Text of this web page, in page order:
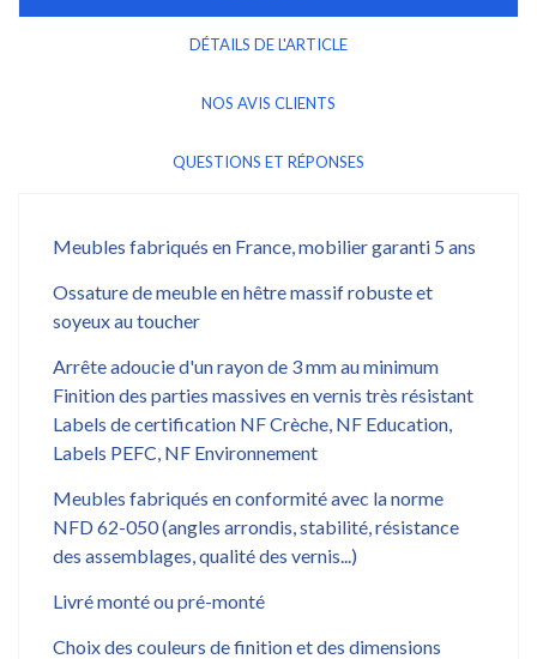
DÉTAILS DE L'ARTICLE
NOS AVIS CLIENTS
QUESTIONS ET RÉPONSES
Meubles fabriqués en France, mobilier garanti 5 ans
Ossature de meuble en hêtre massif robuste et
soyeux au toucher
Arrête adoucie d'un rayon de 3 mm au minimum
Finition des parties massives en vernis très résistant
Labels de certification NF Crèche, NF Education,
Labels PEFC, NF Environnement
Meubles fabriqués en conformité avec la norme
NFD 62-050 (angles arrondis, stabilité, résistance
des assemblages, qualité des vernis...)
Livré monté ou pré-monté
Choix des couleurs de finition et des dimensions